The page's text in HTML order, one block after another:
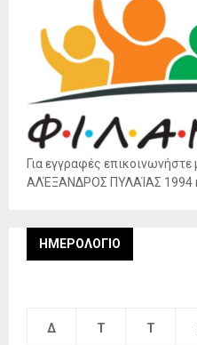
Για εγγραφές
ΑΛΈΞΑΝΔΡΟΣ ΠΥΛΑΊΑΣ 1994
ΗΜΕΡΟΛΌΓΙΟ
Δ Τ Τ